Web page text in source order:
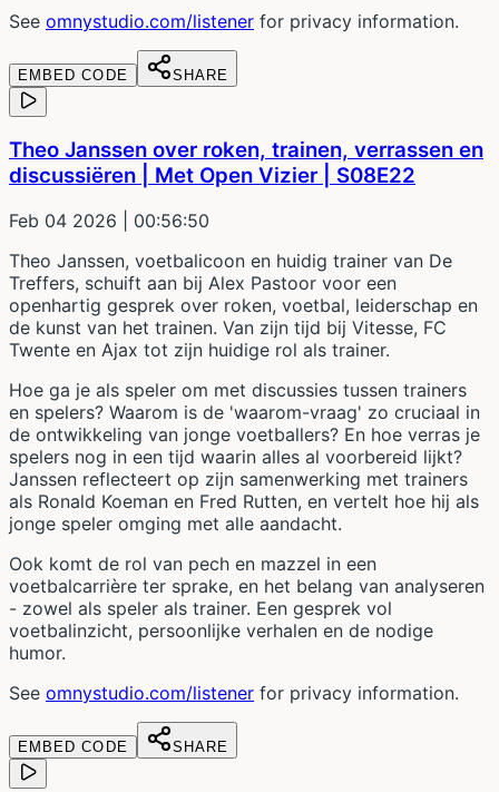
See omnystudio.com/listener for privacy information.
EMBED CODE SHARE
Theo Janssen over roken, trainen, verrassen en
discussiëren | Met Open Vizier | S08E22
Feb 04 2026 | 00:56:50
Theo Janssen, voetbalicoon en huidig trainer van De
Treffers, schuift aan bij Alex Pastoor voor een
openhartig gesprek over roken, voetbal, leiderschap en
de kunst van het trainen. Van zijn tijd bij Vitesse, FC
Twente en Ajax tot zijn huidige rol als trainer.
Hoe ga je als speler om met discussies tussen trainers
en spelers? Waarom is de 'waarom-vraag' zo cruciaal in
de ontwikkeling van jonge voetballers? En hoe verras je
spelers nog in een tijd waarin alles al voorbereid lijkt?
Janssen reflecteert op zijn samenwerking met trainers
als Ronald Koeman en Fred Rutten, en vertelt hoe hij als
jonge speler omging met alle aandacht.
Ook komt de rol van pech en mazzel in een
voetbalcarrière ter sprake, en het belang van analyseren
- zowel als speler als trainer. Een gesprek vol
voetbalinzicht, persoonlijke verhalen en de nodige
humor.
See omnystudio.com/listener for privacy information.
EMBED CODE SHARE